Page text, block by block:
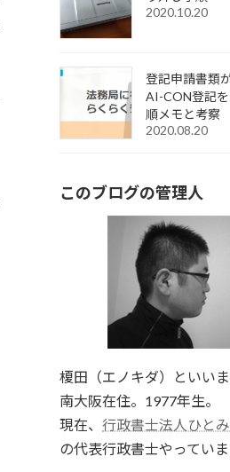
2020.10.20
登記申請書類
AI-CON登記
順メモと考察
2020.08.20
このブログの管理人
榎田（エノキダ）といいま
南大阪在住。1977年生。
現在、行政書士法人ひと
の代表行政書士やっていま